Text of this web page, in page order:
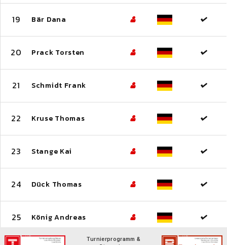
19 Bär Dana
20 Prack Torsten
21 Schmidt Frank
22 Kruse Thomas
23 Stange Kai
24 Dück Thomas
25 König Andreas
Turnierprogramm &